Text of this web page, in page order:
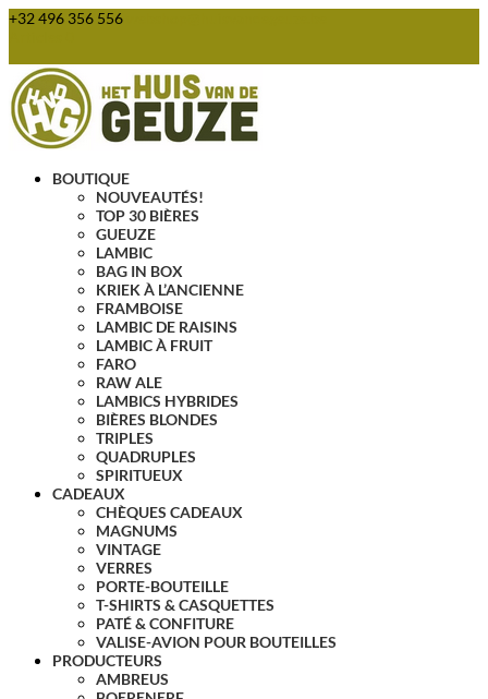
+32 496 356 556
BOUTIQUE
NOUVEAUTÉS!
TOP 30 BIÈRES
GUEUZE
LAMBIC
BAG IN BOX
KRIEK À L’ANCIENNE
FRAMBOISE
LAMBIC DE RAISINS
LAMBIC À FRUIT
FARO
RAW ALE
LAMBICS HYBRIDES
BIÈRES BLONDES
TRIPLES
QUADRUPLES
SPIRITUEUX
CADEAUX
CHÈQUES CADEAUX
MAGNUMS
VINTAGE
VERRES
PORTE-BOUTEILLE
T-SHIRTS & CASQUETTES
PATÉ & CONFITURE
VALISE-AVION POUR BOUTEILLES
PRODUCTEURS
AMBREUS